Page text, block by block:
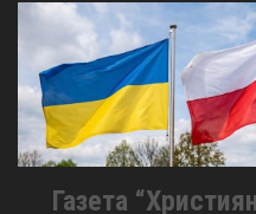
Газета